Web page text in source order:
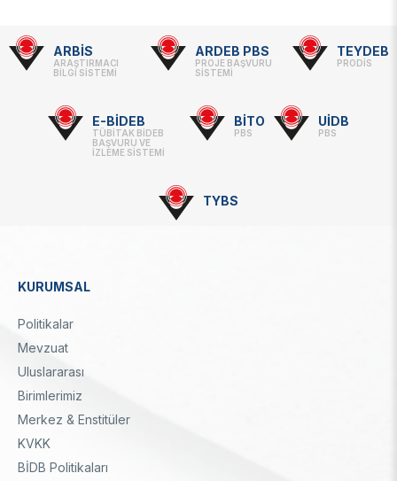
Footer
Linkler
ARBİS
ARAŞTIRMACI
BİLGİ SİSTEMİ
ARDEB PBS
PROJE BAŞVURU
SİSTEMİ
TEYDEB
PRODİS
E-BİDEB
TÜBİTAK BİDEB
BAŞVURU VE
İZLEME SİSTEMİ
BİTO
PBS
UİDB
PBS
TYBS
Dipnot
KURUMSAL
Politikalar
Mevzuat
Uluslararası
Birimlerimiz
Merkez & Enstitüler
KVKK
BİDB Politikaları